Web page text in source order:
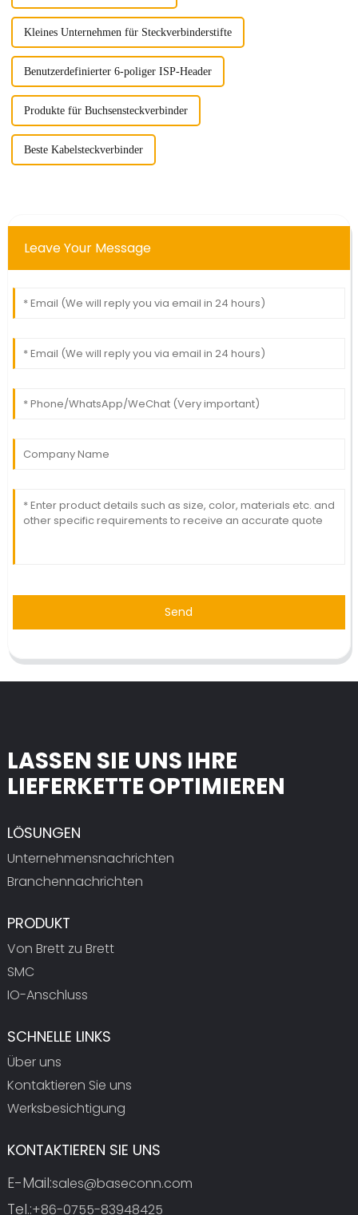
Kleines Unternehmen für Steckverbinderstifte
Benutzerdefinierter 6-poliger ISP-Header
Produkte für Buchsensteckverbinder
Beste Kabelsteckverbinder
Leave Your Message
Send
LASSEN SIE UNS IHRE
LIEFERKETTE OPTIMIEREN
LÖSUNGEN
Unternehmensnachrichten
Branchennachrichten
PRODUKT
Von Brett zu Brett
SMC
IO-Anschluss
SCHNELLE LINKS
Über uns
Kontaktieren Sie uns
Werksbesichtigung
KONTAKTIEREN SIE UNS
E-Mail:sales@baseconn.com
Tel.:+86-0755-83948425